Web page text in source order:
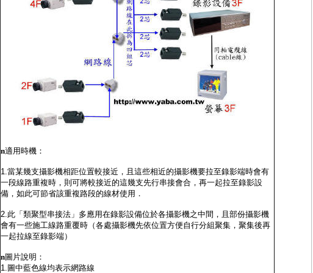
n適用時機：
1.當某幾支攝影機相距位置較接近，且這些相近的攝影機要拉至錄影端時會有
一段線路重複時，則可將較接近的這幾支先行串接會合，再一起拉至錄影設
備，如此可節省該重複路段的線材使用．
2.此「類聚型串接法」多應用在錄影設備位於各攝影機之中間，且部份攝影機
會有一些施工線路重覆時（各處攝影機先依位置方便自行分組聚集，聚集後再
一起拉線至錄影端）
n圖片說明：
1.圖中藍色線均表示網路線